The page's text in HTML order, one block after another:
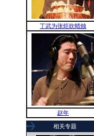
丁武为张炬吹蜡烛
赵年
相关专题